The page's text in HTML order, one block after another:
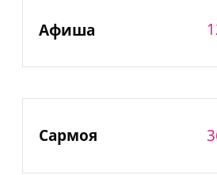
Афиша
Сармоя